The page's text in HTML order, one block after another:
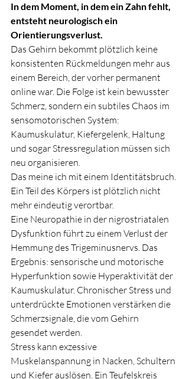
In dem Moment, in dem ein Zahn fehlt,
entsteht neurologisch ein
Orientierungsverlust.
Das Gehirn bekommt plötzlich keine
konsistenten Rückmeldungen mehr aus
einem Bereich, der vorher permanent
online war. Die Folge ist kein bewusster
Schmerz, sondern ein subtiles Chaos im
sensomotorischen System:
Kaumuskulatur, Kiefergelenk, Haltung
und sogar Stressregulation müssen sich
neu organisieren.
Das meine ich mit einem Identitätsbruch.
Ein Teil des Körpers ist plötzlich nicht
mehr eindeutig verortbar.
Eine Neuropathie in der nigrostriatalen
Dysfunktion führt zu einem Verlust der
Hemmung des Trigeminusnervs. Das
Ergebnis: sensorische und motorische
Hyperfunktion sowie Hyperaktivität der
Kaumuskulatur. Chronischer Stress und
unterdrückte Emotionen verstärken die
Schmerzsignale, die vom Gehirn
gesendet werden.
Stress kann exzessive
Muskelanspannung in Nacken, Schultern
und Kiefer auslösen. Ein Teufelskreis